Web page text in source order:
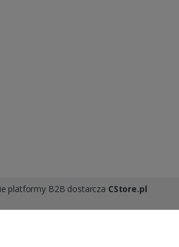
platformy B2B dostarcza CStore.pl